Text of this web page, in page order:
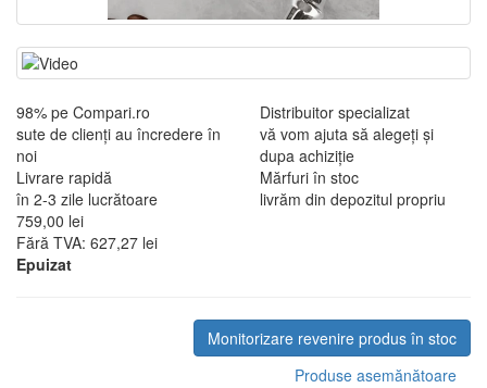
98% pe Compari.ro
sute de clienți au încredere în
noi
Distribuitor specializat
vă vom ajuta să alegeți și
dupa achiziție
Livrare rapidă
în 2-3 zile lucrătoare
Mărfuri în stoc
livrăm din depozitul propriu
759,00 lei
Fără TVA: 627,27 lei
Epuizat
Monitorizare revenire produs în stoc
Produse asemănătoare